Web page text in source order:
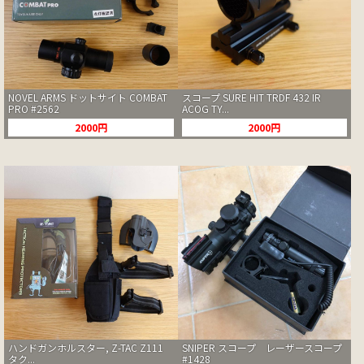
NOVEL ARMS ドットサイト COMBAT
PRO #2562
2000円
スコープ SURE HIT TRDF 432 IR
ACOG TY...
2000円
ハンドガンホルスター, Z-TAC Z111
タク...
SNIPER スコープ レーザースコープ
#1428